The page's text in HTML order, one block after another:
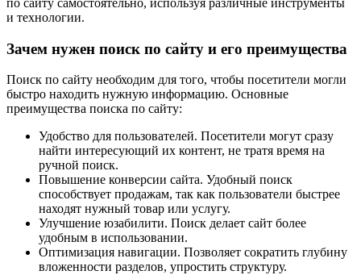
по сайту самостоятельно, используя различные инструменты
и технологии.
Зачем нужен поиск по сайту и его преимущества
Поиск по сайту необходим для того, чтобы посетители могли
быстро находить нужную информацию. Основные
преимущества поиска по сайту:
Удобство для пользователей. Посетители могут сразу
найти интересующий их контент, не тратя время на
ручной поиск.
Повышение конверсии сайта. Удобный поиск
способствует продажам, так как пользователи быстрее
находят нужный товар или услугу.
Улучшение юзабилити. Поиск делает сайт более
удобным в использовании.
Оптимизация навигации. Позволяет сократить глубину
вложенности разделов, упростить структуру.